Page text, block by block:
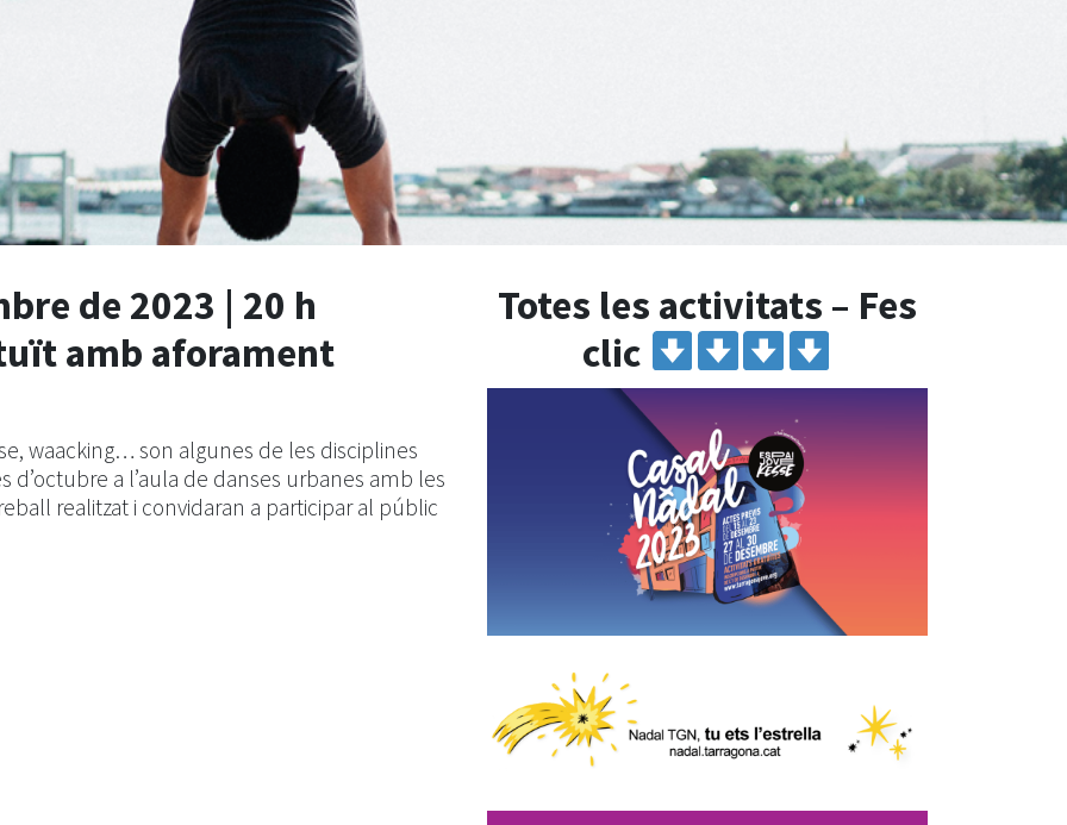
de 2023 | 20 h
amb aforament
waacking… son algunes de les disciplines
d’octubre a l’aula de danses urbanes amb les
realitzat i convidaran a participar al públic
Totes les activitats – Fes
clic